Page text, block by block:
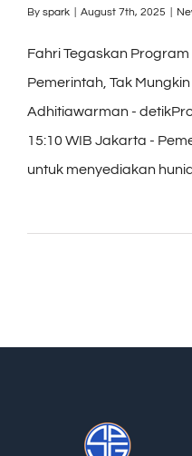
By spark August 7th, 2025
Fahri Tegaskan
Pemerintah, Tak
Adhitiawarman -
15:10 WIB Jakarta -
untuk menyediakan